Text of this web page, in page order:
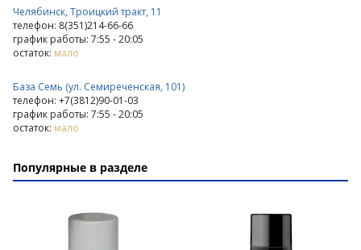
Челябинск, Троицкий тракт, 11
телефон: 8(351)214-66-66
график работы: 7:55 - 20:05
остаток: мало
База Семь (ул. Семиреченская, 101)
телефон: +7(3812)90-01-03
график работы: 7:55 - 20:05
остаток: мало
Популярные в разделе